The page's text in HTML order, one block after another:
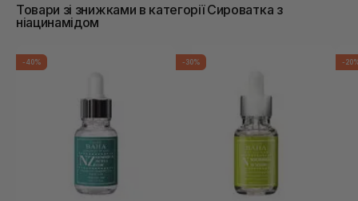
Товари зі знижками в категорії Сироватка з
ніацинамідом
-40% -30% -